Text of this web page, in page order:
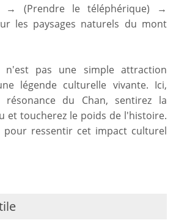
→ (Prendre le téléphérique) →
les paysages naturels du mont
n'est pas une simple attraction
légende culturelle vivante. Ici,
du Chan, sentirez la
et toucherez le poids de l'histoire.
pour ressentir cet impact culturel